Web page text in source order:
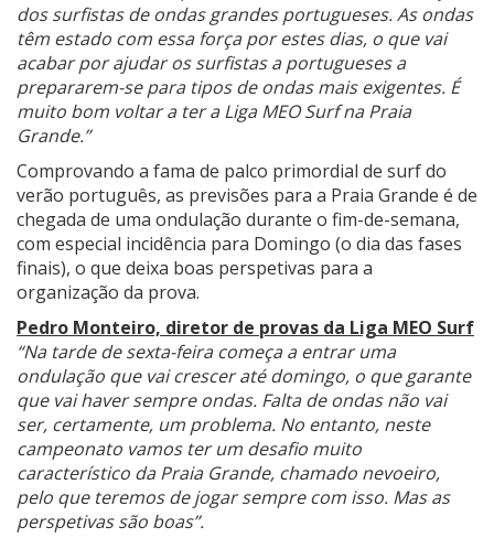
dos surfistas de ondas grandes portugueses. As ondas
têm estado com essa força por estes dias, o que vai
acabar por ajudar os surfistas a portugueses a
prepararem-se para tipos de ondas mais exigentes. É
muito bom voltar a ter a Liga MEO Surf na Praia
Grande.”
Comprovando a fama de palco primordial de surf do
verão português, as previsões para a Praia Grande é de
chegada de uma ondulação durante o fim-de-semana,
com especial incidência para Domingo (o dia das fases
finais), o que deixa boas perspetivas para a
organização da prova.
Pedro Monteiro, diretor de provas da Liga MEO Surf
“Na tarde de sexta-feira começa a entrar uma
ondulação que vai crescer até domingo, o que garante
que vai haver sempre ondas. Falta de ondas não vai
ser, certamente, um problema. No entanto, neste
campeonato vamos ter um desafio muito
característico da Praia Grande, chamado nevoeiro,
pelo que teremos de jogar sempre com isso. Mas as
perspetivas são boas”.